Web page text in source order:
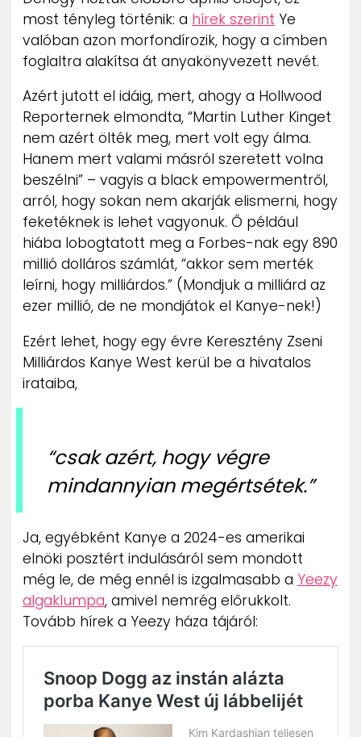
most tényleg történik: a hírek szerint Ye
valóban azon morfondírozik, hogy a címben
foglaltra alakítsa át anyakönyvezett nevét.
Azért jutott el idáig, mert, ahogy a Hollwood
Reporternek elmondta, “Martin Luther Kinget
nem azért ölték meg, mert volt egy álma.
Hanem mert valami másról szeretett volna
beszélni” – vagyis a black empowermentről,
arról, hogy sokan nem akarják elismerni, hogy
feketéknek is lehet vagyonuk. Ő például
hiába lobogtatott meg a Forbes-nak egy 890
millió dolláros számlát, “akkor sem merték
leírni, hogy milliárdos.” (Mondjuk a milliárd az
ezer millió, de ne mondjátok el Kanye-nek!)
Ezért lehet, hogy egy évre Keresztény Zseni
Milliárdos Kanye West kerül be a hivatalos
irataiba,
“csak azért, hogy végre
mindannyian megértsétek.”
Ja, egyébként Kanye a 2024-es amerikai
elnöki posztért indulásáról sem mondott
még le, de még ennél is izgalmasabb a Yeezy
algaklumpa, amivel nemrég előrukkolt.
Tovább hírek a Yeezy háza tájáról: